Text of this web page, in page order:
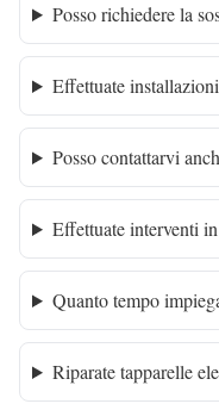
Posso richiedere la
Effettuate
Posso contattarvi
Effettuate interventi
Quanto tempo
Riparate tapparelle